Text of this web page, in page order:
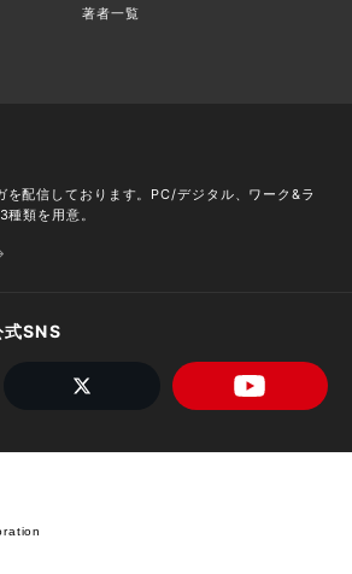
著者一覧
を配信しております。PC/デジタル、ワーク&ラ
類を用意。
式SNS